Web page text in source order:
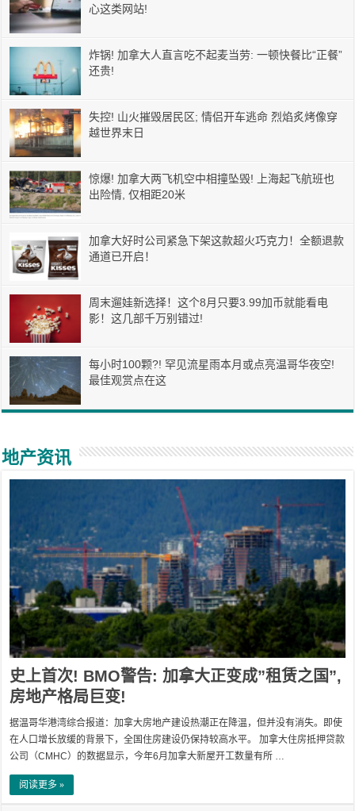
心这类网站!
炸锅! 加拿大人直言吃不起麦当劳: 一顿快餐比“正餐”
还贵!
失控! 山火摧毁居民区; 情侣开车逃命 烈焰炙烤像穿
越世界末日
惊爆! 加拿大两飞机空中相撞坠毁! 上海起飞航班也
出险情, 仅相距20米
加拿大好时公司紧急下架这款超火巧克力！全额退款
通道已开启！
周末遛娃新选择！这个8月只要3.99加币就能看电
影！这几部千万别错过!
每小时100颗?! 罕见流星雨本月或点亮温哥华夜空!
最佳观赏点在这
地产资讯
史上首次! BMO警告: 加拿大正变成”租赁之国”,
房地产格局巨变!
据温哥华港湾综合报道：加拿大房地产建设热潮正在降温，但并没有消失。即使
在人口增长放缓的背景下，全国住房建设仍保持较高水平。 加拿大住房抵押贷款
公司（CMHC）的数据显示，今年6月加拿大新屋开工数量有所 …
阅读更多 »